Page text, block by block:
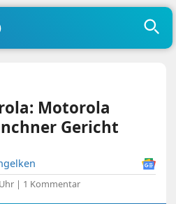
Motorola
Gericht
| 1 Kommentar